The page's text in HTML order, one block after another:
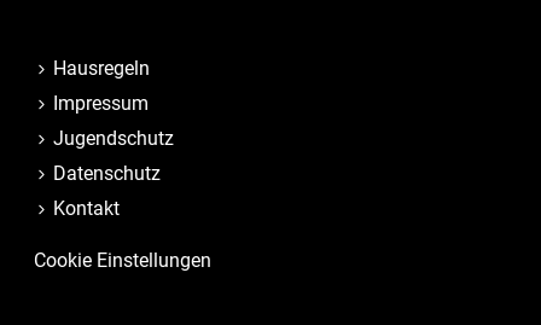
Hausregeln
Impressum
Jugendschutz
Datenschutz
Kontakt
Cookie Einstellungen